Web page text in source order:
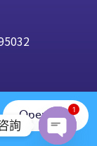
詢
1
Open App